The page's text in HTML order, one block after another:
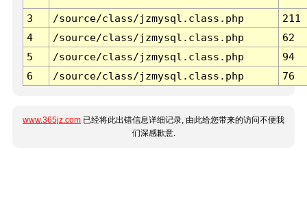
3 /source/class/jzmysql.class.php
211
4
/source/class/jzmysql.class.php
62
5
/source/class/jzmysql.class.php
94
6
/source/class/jzmysql.class.php 76
www.365jz.com 已经将此出错信息详细记录, 由此给您带来的访问不便我
们深感歉意.